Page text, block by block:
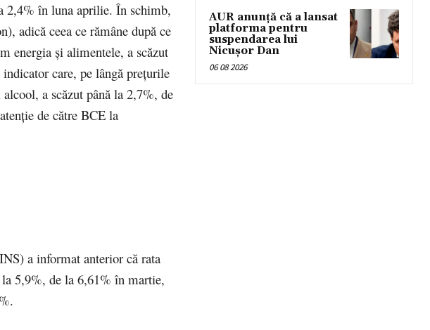
2,4% în luna aprilie. În schimb,
adică ceea ce rămâne după ce
energia şi alimentele, a scăzut
care, pe lângă preţurile
a scăzut până la 2,7%, de
de către BCE la
a informat anterior că rata
5,9%, de la 6,61% în martie,
AUR anunță că a lansat
platforma pentru
suspendarea lui
Nicușor Dan
06 08 2026